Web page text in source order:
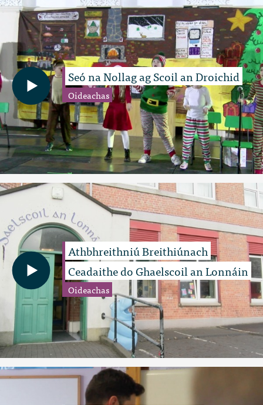
Seó na Nollag ag Scoil an Droichid
Oideachas
Athbhreithniú Breithiúnach
Ceadaithe do Ghaelscoil an Lonnáin
Oideachas